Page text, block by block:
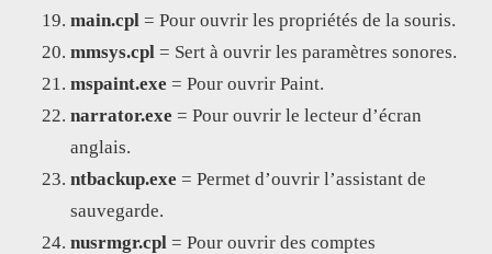
main.cpl = Pour ouvrir les propriétés de la souris.
mmsys.cpl = Sert à ouvrir les paramètres sonores.
mspaint.exe = Pour ouvrir Paint.
narrator.exe = Pour ouvrir le lecteur d’écran
anglais.
ntbackup.exe = Permet d’ouvrir l’assistant de
sauvegarde.
nusrmgr.cpl = Pour ouvrir des comptes